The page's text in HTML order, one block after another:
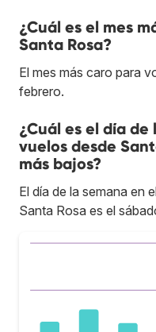
¿Cuál es el mes
Santa Rosa?
El mes más caro para
febrero.
¿Cuál es el día
vuelos desde
más bajos?
El día de la semana en
Santa Rosa es el